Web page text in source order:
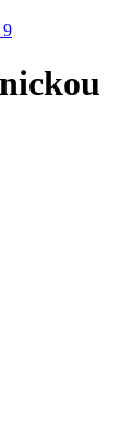
9